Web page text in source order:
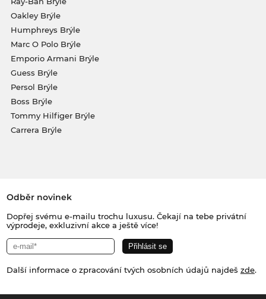
Oakley Brýle
Humphreys Brýle
Marc O Polo Brýle
Emporio Armani Brýle
Guess Brýle
Persol Brýle
Boss Brýle
Tommy Hilfiger Brýle
Carrera Brýle
Odběr novinek
Dopřej svému e-mailu trochu luxusu. Čekají na tebe privátní
výprodeje, exkluzivní akce a ještě více!
Další informace o zpracování tvých osobních údajů najdeš zde.